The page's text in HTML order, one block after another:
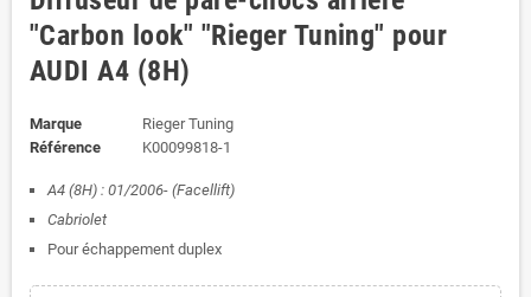
"Carbon look" "Rieger Tuning" pour
AUDI A4 (8H)
Marque
Rieger Tuning
Référence
K00099818-1
A4 (8H) : 01/2006- (Facellift)
Cabriolet
Pour échappement duplex